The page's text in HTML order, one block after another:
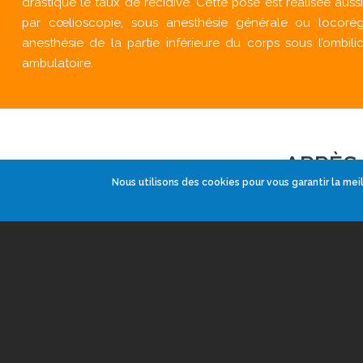
par cœlioscopie, sous anesthésie générale ou
anesthésie de la partie inférieure du corps sous
ambulatoire.
Le port de
Nous utilisons des cookies pour vous garantir la